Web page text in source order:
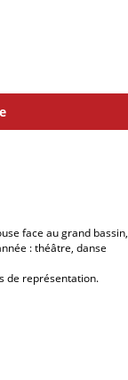
face au grand bassin,
: théâtre, danse
de représentation.